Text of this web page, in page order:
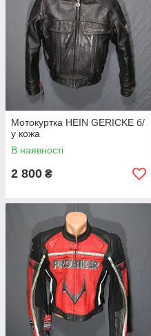
Мотокуртка HEIN GERICKE б/
у кожа
В наявності
2 800 ₴